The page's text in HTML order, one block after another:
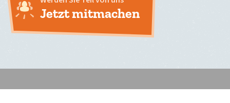
Jetzt mitmachen